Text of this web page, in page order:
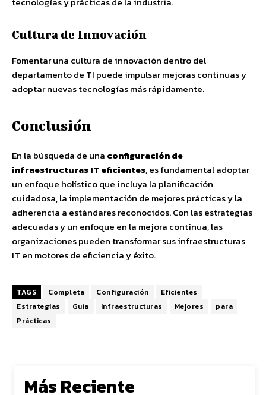
Cultura de Innovación
Fomentar una cultura de innovación dentro del
departamento de TI puede impulsar mejoras continuas y
adoptar nuevas tecnologías más rápidamente.
Conclusión
En la búsqueda de una configuración de
infraestructuras IT eficientes, es fundamental adoptar
un enfoque holístico que incluya la planificación
cuidadosa, la implementación de mejores prácticas y la
adherencia a estándares reconocidos. Con las estrategias
adecuadas y un enfoque en la mejora continua, las
organizaciones pueden transformar sus infraestructuras
IT en motores de eficiencia y éxito.
TAGS Completa Configuración
Eficientes
Estrategias
Guía Infraestructuras Mejores
para
Prácticas
Más Reciente